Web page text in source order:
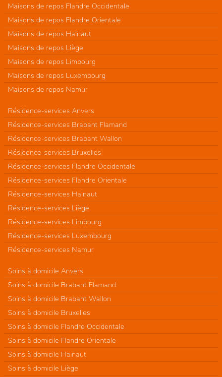
Maisons de repos Flandre Occidentale
Maisons de repos Flandre Orientale
Maisons de repos Hainaut
Maisons de repos Liège
Maisons de repos Limbourg
Maisons de repos Luxembourg
Maisons de repos Namur
Résidence-services Anvers
Résidence-services Brabant Flamand
Résidence-services Brabant Wallon
Résidence-services Bruxelles
Résidence-services Flandre Occidentale
Résidence-services Flandre Orientale
Résidence-services Hainaut
Résidence-services Liège
Résidence-services Limbourg
Résidence-services Luxembourg
Résidence-services Namur
Soins à domicile Anvers
Soins à domicile Brabant Flamand
Soins à domicile Brabant Wallon
Soins à domicile Bruxelles
Soins à domicile Flandre Occidentale
Soins à domicile Flandre Orientale
Soins à domicile Hainaut
Soins à domicile Liège